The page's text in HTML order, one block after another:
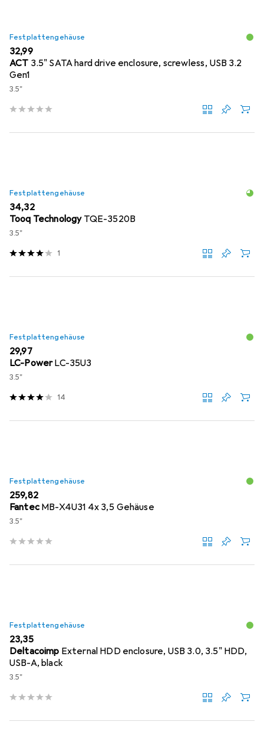
Festplattengehäuse
EUR
32,99
ACT 3.5" SATA hard drive enclosure, screwless, USB 3.2
Gen1
3.5"
Festplattengehäuse
EUR
34,32
Tooq Technology TQE-3520B
3.5"
1
Festplattengehäuse
EUR
29,97
LC-PowerLC-35U3
3.5"
14
Festplattengehäuse
EUR
259,82
Fantec MB-X4U31 4x 3,5 Gehäuse
3.5"
Festplattengehäuse
EUR
23,35
Deltacoimp External HDD enclosure, USB 3.0, 3.5" HDD,
USB-A, black
3.5"